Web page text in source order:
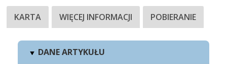
KARTA WIĘCEJ INFORMACJI POBIERANIE
DANE ARTYKUŁU